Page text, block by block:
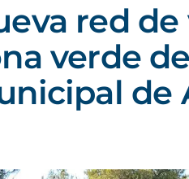
red
verde
de